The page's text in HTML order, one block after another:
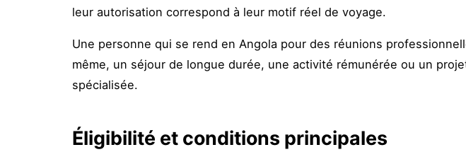
leur autorisation correspond à leur motif réel de voyage.
Une personne qui se rend en Angola pour des réunions
même, un séjour de longue durée, une activité rémunérée ou un
spécialisée.
Éligibilité et conditions principales